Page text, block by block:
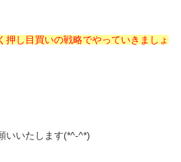
押し目買いの戦略でやっていきましょ
いいたします(*^-^*)